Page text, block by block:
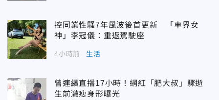
控同業性騷7年風波後首更新 「車界女
神」李冠儀：重返駕駛座
4小時前 生活
曾連續直播17小時！網紅「肥大叔」驟逝
生前激瘦身形曝光